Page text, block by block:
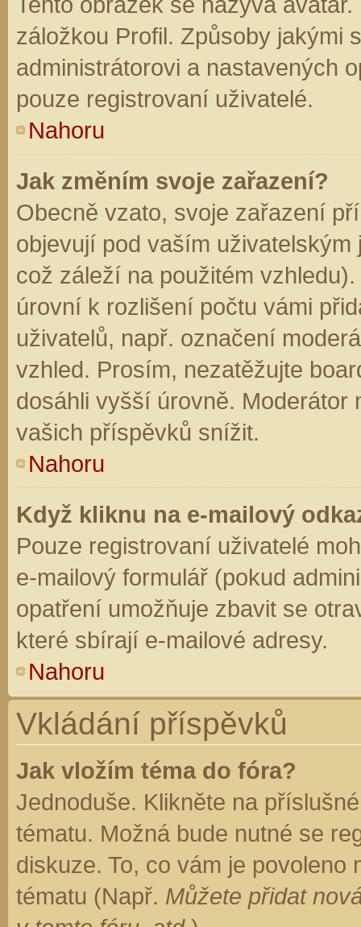
záložkou Profil. Způsoby jakými
administrátorovi a nastavených
pouze registrovaní uživatelé.
Nahoru
Jak změním svoje zařazení?
Obecně vzato, svoje zařazení
objevují pod vaším
což záleží na použitém
úrovní k rozlišení počtu vámi
uživatelů, např. označení
vzhled. Prosím, nezatěžujte
dosáhli vyšší úrovně. Moderátor
vašich příspěvků snížit.
Nahoru
Když kliknu na e-mailový
Pouze registrovaní uživatelé
e-mailový formulář (pokud
opatření umožňuje zbavit se
které sbírají e-mailové adresy.
Nahoru
Vkládání příspěvků
Jak vložím téma do fóra?
Jednoduše. Klikněte na
tématu. Možná bude nutné se
diskuze. To, co vám je
tématu (Např. Můžete přidat